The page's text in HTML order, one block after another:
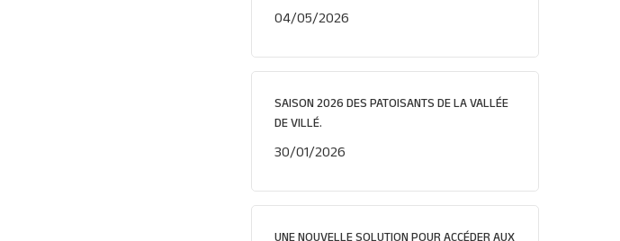
04/05/2026
SAISON 2026 DES PATOISANTS DE LA VALLÉE
DE VILLÉ.
30/01/2026